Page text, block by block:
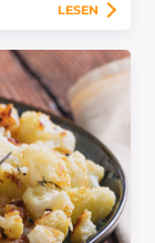
LESEN